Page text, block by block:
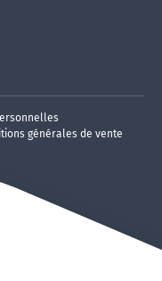
générales de vente